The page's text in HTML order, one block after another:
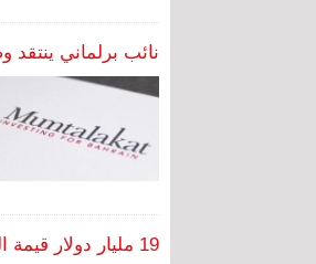
نائب برلماني
19 مليار دولار قيمة الصندوق السيادي للبحرين "ممتلكات"